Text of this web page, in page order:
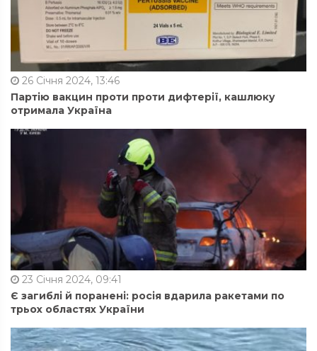
26 Січня 2024, 13:46
Партію вакцин проти проти дифтерії, кашлюку
отримала Україна
23 Січня 2024, 09:41
Є загиблі й поранені: росія вдарила ракетами по
трьох областях України